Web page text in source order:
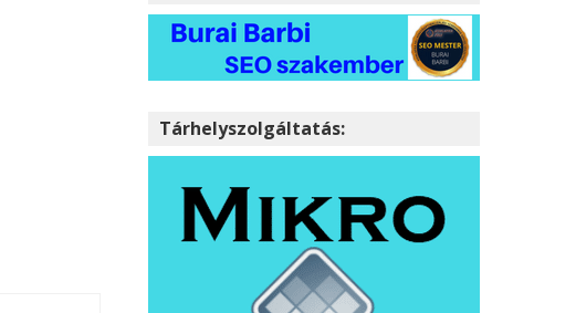
Tárhelyszolgáltatás: